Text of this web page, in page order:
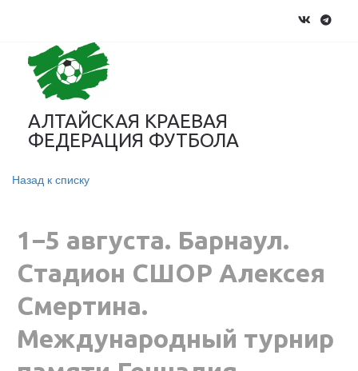
АЛТАЙСКАЯ КРАЕВАЯ
ФЕДЕРАЦИЯ ФУТБОЛА
Назад к списку
1−5 августа. Барнаул.
Стадион СШОР Алексея
Смертина.
Международный турнир